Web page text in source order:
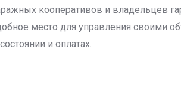
кооперативов и владельцев
место для управления своими
и оплатах.